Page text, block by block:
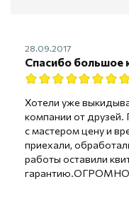
28.09.2017
Спасибо большое
Хотели уже
компании от друзей.
с мастером цену и
приехали,
работы оставили